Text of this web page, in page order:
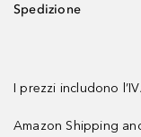
Spedizione
I prezzi includono
Amazon Shipping